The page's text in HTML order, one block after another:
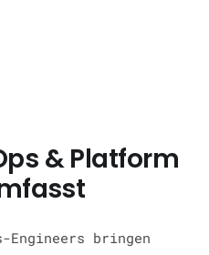
& Platform
Engineers bringen